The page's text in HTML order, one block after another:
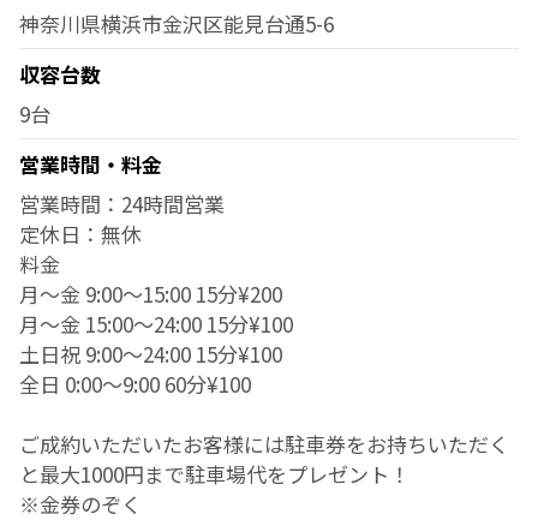
神奈川県横浜市金沢区能見台通5-6
収容台数
9台
営業時間・料金
営業時間：24時間営業
定休日：無休
料金
月～金 9:00～15:00 15分¥200
月～金 15:00～24:00 15分¥100
土日祝 9:00～24:00 15分¥100
全日 0:00～9:00 60分¥100
ご成約いただいたお客様には駐車券をお持ちいただく
と最大1000円まで駐車場代をプレゼント！
※金券のぞく